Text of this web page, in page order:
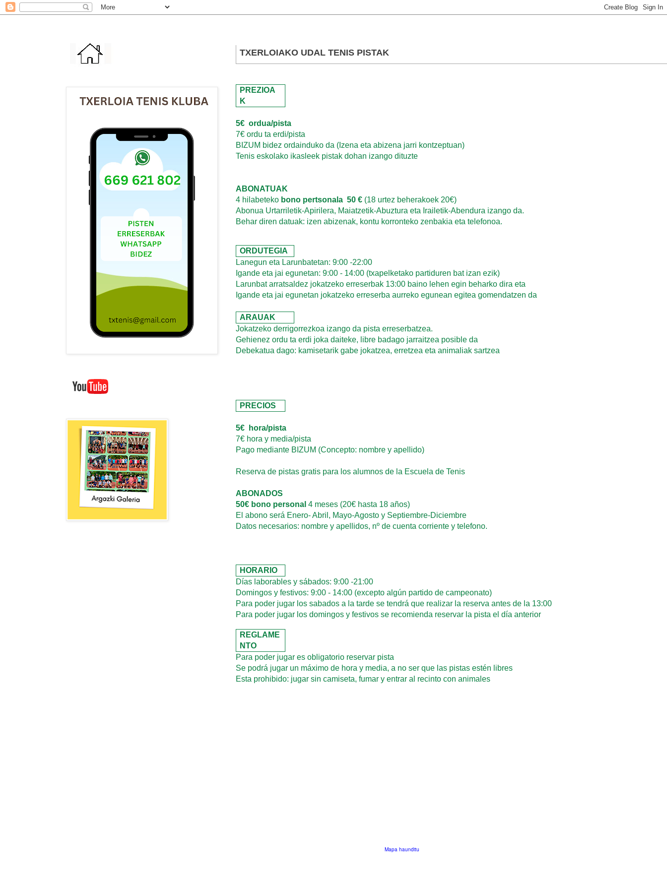
TXERLOIAKO UDAL TENIS PISTAK
PREZIOA
K
5€ ordua/pista
7€ ordu ta erdi/pista
BIZUM bidez ordainduko da (Izena eta abizena jarri kontzeptuan)
Tenis eskolako ikasleek pistak dohan izango dituzte
ABONATUAK
4 hilabeteko bono pertsonala 50 € (18 urtez beherakoek 20€)
Abonua Urtarriletik-Apirilera, Maiatzetik-Abuztura eta Irailetik-Abendura izango da.
Behar diren datuak: izen abizenak, kontu korronteko zenbakia eta telefonoa.
ORDUTEGIA
Lanegun eta Larunbatetan: 9:00 -22:00
Igande eta jai egunetan: 9:00 - 14:00 (txapelketako partiduren bat izan ezik)
Larunbat arratsaldez jokatzeko erreserbak 13:00 baino lehen egin beharko dira eta
Igande eta jai egunetan jokatzeko erreserba aurreko egunean egitea gomendatzen da
ARAUAK
Jokatzeko derrigorrezkoa izango da pista erreserbatzea.
Gehienez ordu ta erdi joka daiteke, libre badago jarraitzea posible da
Debekatua dago: kamisetarik gabe jokatzea, erretzea eta animaliak sartzea
PRECIOS
5€ hora/pista
7€ hora y media/pista
Pago mediante BIZUM (Concepto: nombre y apellido)
Reserva de pistas gratis para los alumnos de la Escuela de Tenis
ABONADOS
50€ bono personal 4 meses (20€ hasta 18 años)
El abono será Enero- Abril, Mayo-Agosto y Septiembre-Diciembre
Datos necesarios: nombre y apellidos, nº de cuenta corriente y telefono.
HORARIO
Días laborables y sábados: 9:00 -21:00
Domingos y festivos: 9:00 - 14:00 (excepto algún partido de campeonato)
Para poder jugar los sabados a la tarde se tendrá que realizar la reserva antes de la 13:00
Para poder jugar los domingos y festivos se recomienda reservar la pista el día anterior
REGLAME
NTO
Para poder jugar es obligatorio reservar pista
Se podrá jugar un máximo de hora y media, a no ser que las pistas estén libres
Esta prohibido: jugar sin camiseta, fumar y entrar al recinto con animales
Mapa haunditu